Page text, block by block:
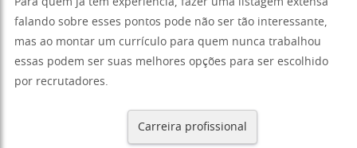
Para quem já tem experiência, fazer uma listagem extensa
falando sobre esses pontos pode não ser tão interessante,
mas ao montar um currículo para quem nunca trabalhou
essas podem ser suas melhores opções para ser escolhido
por recrutadores.
Carreira profissional